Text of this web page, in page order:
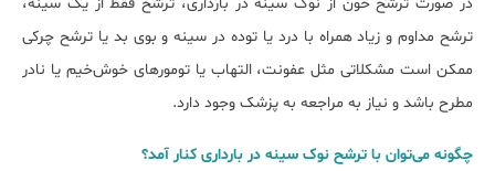
ترشح مداوم و زیاد همراه با درد یا توده در سینه و بوی بد یا ترشح چرکی
ممکن است مشکلاتی مثل عفونت، التهاب یا تومورهای خوش‌خیم یا نادر
مطرح باشد و نیاز به مراجعه به پزشک وجود دارد.
چگونه میﺗﻮان ﺑﺎ ﺗﺮﺷﺢ ﻧﻮک ﺳﯿﻨﻪ در ﺑﺎرداری کنار آﻣﺪ؟